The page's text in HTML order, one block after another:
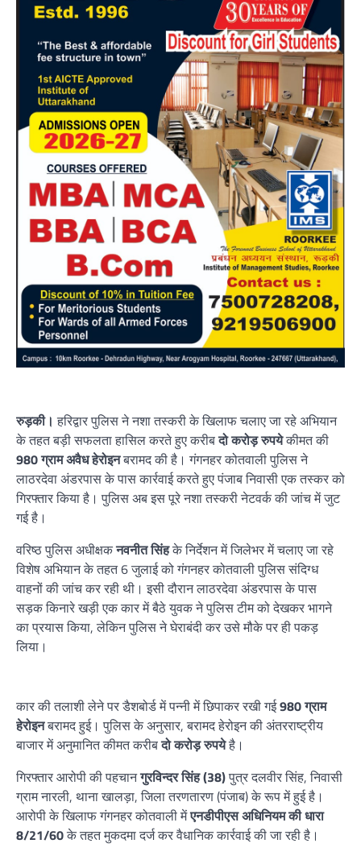
रुड़की। हरिद्वार पुलिस ने नशा तस्करी के खिलाफ चलाए जा रहे अभियान
के तहत बड़ी सफलता हासिल करते हुए करीबदो करोड़ रुपयेकीमत की
980 ग्राम अवैध हेरोइनबरामद की है। गंगनहर कोतवाली पुलिस ने
लाठरदेवा अंडरपास के पास कार्रवाई करते हुए पंजाब निवासी एक तस्कर को
गिरफ्तार किया है। पुलिस अब इस पूरे नशा तस्करी नेटवर्क की जांच में जुट
गई है।
वरिष्ठ पुलिस अधीक्षकनवनीत सिंहके निर्देशन में जिलेभर में चलाए जा रहे
विशेष अभियान के तहत 6 जुलाई को गंगनहर कोतवाली पुलिस संदिग्ध
वाहनों की जांच कर रही थी। इसी दौरान लाठरदेवा अंडरपास के पास
सड़क किनारे खड़ी एक कार में बैठे युवक ने पुलिस टीम को देखकर भागने
का प्रयास किया, लेकिन पुलिस ने घेराबंदी कर उसे मौके पर ही पकड़
लिया।
कार की तलाशी लेने पर डैशबोर्ड में पन्नी में छिपाकर रखी गई980 ग्राम
हेरोइनबरामद हुई। पुलिस के अनुसार, बरामद हेरोइन की अंतरराष्ट्रीय
बाजार में अनुमानित कीमत करीबदो करोड़ रुपयेहै।
गिरफ्तार आरोपी की पहचानगुरविन्दर सिंह (38)पुत्र दलवीर सिंह, निवासी
ग्राम नारली, थाना खालड़ा, जिला तरणतारण (पंजाब) के रूप में हुई है।
आरोपी के खिलाफ गंगनहर कोतवाली मेंएनडीपीएस अधिनियम की धारा
8/21/60के तहत मुकदमा दर्ज कर वैधानिक कार्रवाई की जा रही है।